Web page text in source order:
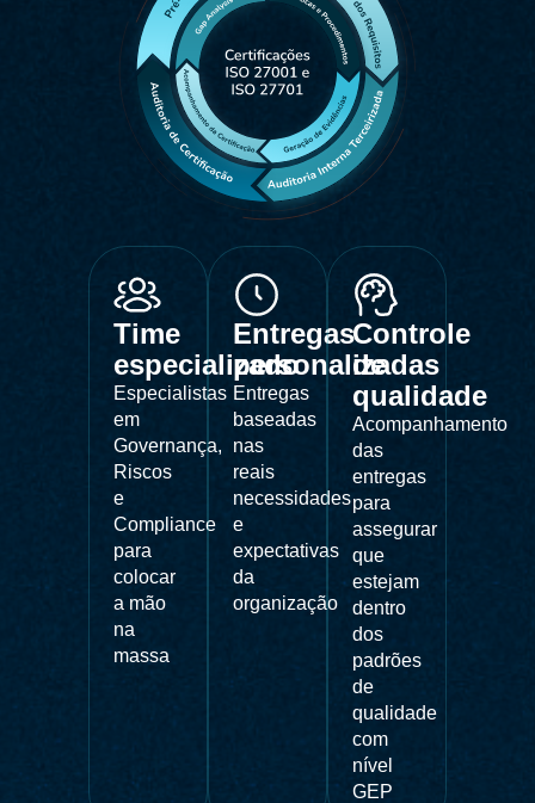
Time
especializado
Especialistas
em
Governança,
Riscos
e
Compliance
para
colocar
a mão
na
massa
Entregas
personalizadas
Entregas
baseadas
nas
reais
necessidades
e
expectativas
da
organização
Controle
de
qualidade
Acompanhamento
das
entregas
para
assegurar
que
estejam
dentro
dos
padrões
de
qualidade
com
nível
GEP